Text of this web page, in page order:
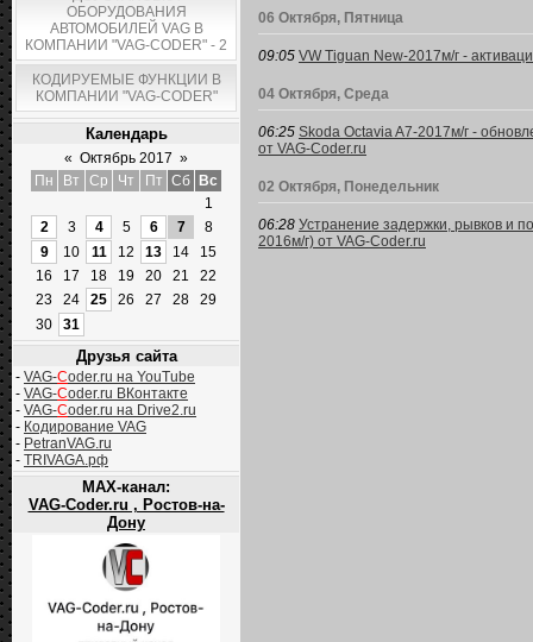
ОБОРУДОВАНИЯ
АВТОМОБИЛЕЙ VAG В
КОМПАНИИ "VAG-CODER" - 2
КОДИРУЕМЫЕ ФУНКЦИИ В
КОМПАНИИ "VAG-CODER"
Календарь
« Октябрь 2017 »
Пн
Вт Ср Чт Пт Сб
Вс
1
2
3 4 5 6 7
8
9
10 11 12 13 14
15
16
17 18 19 20 21
22
23
24 25 26 27 28
29
30
31
Друзья сайта
- VAG-Coder.ru на YouTube
- VAG-Coder.ru ВКонтакте
- VAG-Coder.ru на Drive2.ru
- Кодирование VAG
- PetranVAG.ru
- TRIVAGA.рф
MAX-канал:
VAG-Coder.ru , Ростов-на-
Дону
06 Октября, Пятница
09:05 VW Tiguan New-2017м/г -
04 Октября, Среда
06:25 Skoda Octavia A7-2017м/г -
от VAG-Coder.ru
02 Октября, Понедельник
06:28 Устранение задержки, рывков и
2016м/г) от VAG-Coder.ru